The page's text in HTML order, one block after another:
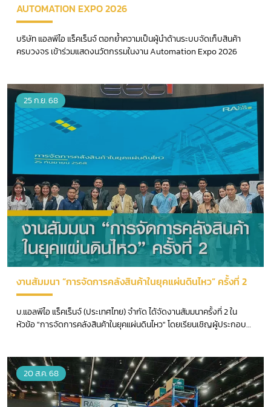
AUTOMATION EXPO 2026
บริษัท แอลพีไอ แร็คเร็นจ์ ตอกย้ำความเป็นผู้นำด้านระบบจัดเก็บสินค้า
ครบวงจร เข้าร่วมแสดงนวัตกรรมในงาน Automation Expo 2026
25 ก.ย. 68
งานสัมมนา “การจัดการคลังสินค้าในยุคแผ่นดินไหว” ครั้งที่ 2
บ.แอลพีไอ แร็คเร็นจ์ (ประเทศไทย) จำกัด ได้จัดงานสัมมนาครั้งที่ 2 ใน
หัวข้อ "การจัดการคลังสินค้าในยุคแผ่นดินไหว" โดยเรียนเชิญผู้ประกอบ
ประสิทธิภาพ
20 ส.ค. 68